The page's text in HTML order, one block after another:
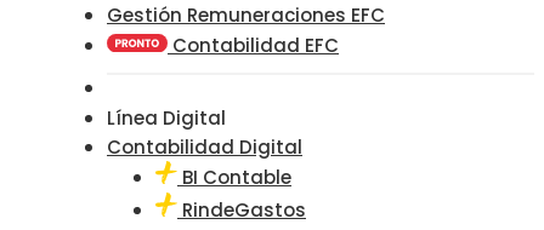
Gestión Remuneraciones EFC
Contabilidad EFC
Línea Digital
Contabilidad Digital
BI Contable
RindeGastos